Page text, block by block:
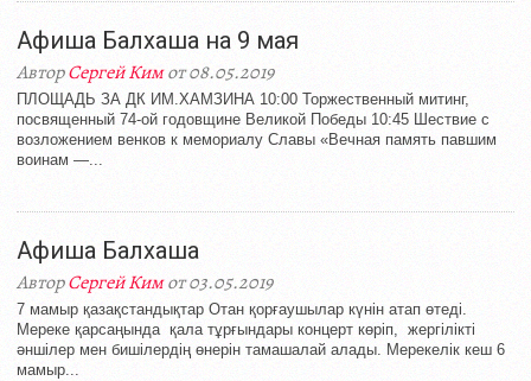
Афиша Балхаша на 9 мая
АвторСергей Кимот 08.05.2019
ПЛОЩАДЬ ЗА ДК ИМ.ХАМЗИНА 10:00 Торжественный митинг,
посвященный 74-ой годовщине Великой Победы 10:45 Шествие с
возложением венков к мемориалу Славы «Вечная память павшим
воинам —...
Афиша Балхаша
АвторСергей Кимот 03.05.2019
7 мамыр қазақстандықтар Отан қорғаушылар күнін атап өтеді.
Мереке қарсаңында қала тұрғындары концерт көріп, жергілікті
әншілер мен бишілердің өнерін тамашалай алады. Мерекелік кеш 6
мамыр...